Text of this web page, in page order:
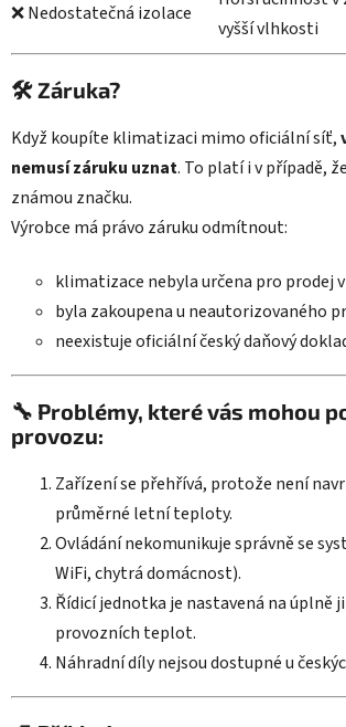
❌ Nedostatečná izolace
vyšší vlhkosti
🛠️ Záruka?
Když koupíte klimatizaci mimo oficiální síť,
nemusí záruku uznat. To platí i v případě,
známou značku.
Výrobce má právo záruku odmítnout:
klimatizace nebyla určena pro prodej v
byla zakoupena u neautorizovaného
neexistuje oficiální český daňový
🔧 Problémy, které vás mohou
provozu:
Zařízení se přehřívá, protože není
průměrné letní teploty.
Ovládání nekomunikuje správně se
WiFi, chytrá domácnost).
Řídicí jednotka je nastavená na úplně
provozních teplot.
Náhradní díly nejsou dostupné u